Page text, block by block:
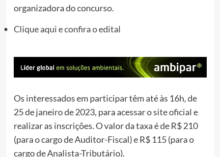
organizadora do concurso.
Clique aqui e confira o edital
Os interessados em participar têm até às 16h, de
25 de janeiro de 2023, para acessar osite oficial e
realizar as inscrições. O valor da taxa é de R$ 210
(para o cargo de Auditor-Fiscal) e R$ 115 (para o
cargo de Analista-Tributário).